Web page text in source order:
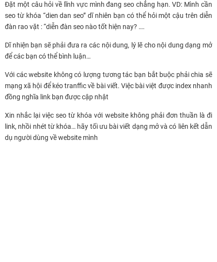
Đặt một câu hỏi về lĩnh vực mình đang seo chẳng hạn. VD: Mình cần
seo từ khóa “dien dan seo” dĩ nhiên bạn có thể hỏi một cậu trên diễn
đàn rao vặt : “diễn đàn seo nào tốt hiện nay? ….
Dĩ nhiện bạn sẽ phải đưa ra các nội dung, lý lẽ cho nội dung dạng mở
để các bạn có thể bình luận…
Với các website không có lượng tương tác bạn bắt buộc phải chia sẽ
mạng xã hội để kéo tranffic về bài viết. Việc bài việt được index nhanh
đồng nghĩa link bạn được cập nhật
Xin nhắc lại việc seo từ khóa với website không phải đơn thuần là đi
link, nhồi nhét từ khóa… hãy tối ưu bài viết dạng mở và có liên kết dẫn
dụ người dùng về website mình